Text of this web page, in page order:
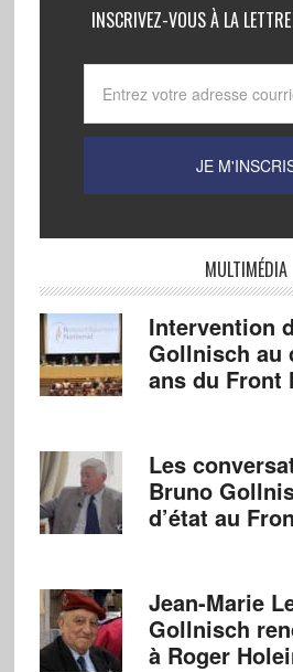
INSCRIVEZ-VOUS À LA
MULTIMÉDIA
Intervention
Gollnisch au
ans du Front
Les
Bruno
d’état au
Jean-Marie
Gollnisch
à Roger